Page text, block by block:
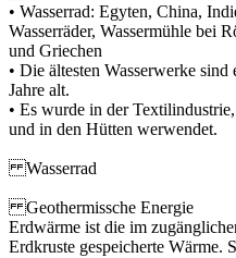
• Wasserrad: Egyten, China,
Wasserräder, Wassermühle bei
und Griechen
• Die ältesten Wasserwerke sind
Jahre alt.
• Es wurde in der
und in den Hütten werwendet.
Wasserrad
Geothermissche Energie
Erdwärme ist die im
Erdkruste gespeicherte Wärme.